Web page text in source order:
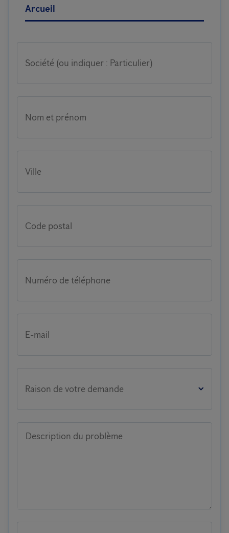
Arcueil
Société (ou indiquer : Particulier)
Nom et prénom
Ville
Code postal
Numéro de téléphone
E-mail
Raison de votre demande
Description du problème